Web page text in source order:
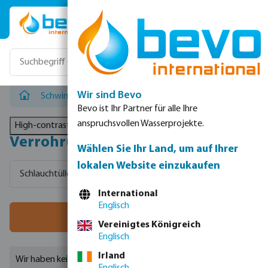
Zum Hauptinhalt springen
Schwimmbad / Verrohrung
High-contrast mode
Verrohrung
Schlauchtüllen
Wir haben keine Ergebnisse gefunden.
Wir sind Bevo
Bevo ist Ihr Partner für alle Ihre
anspruchsvollen Wasserprojekte.
Wählen Sie Ihr Land, um auf Ihrer
lokalen Website einzukaufen
International
Englisch
Vereinigtes Königreich
Englisch
Irland